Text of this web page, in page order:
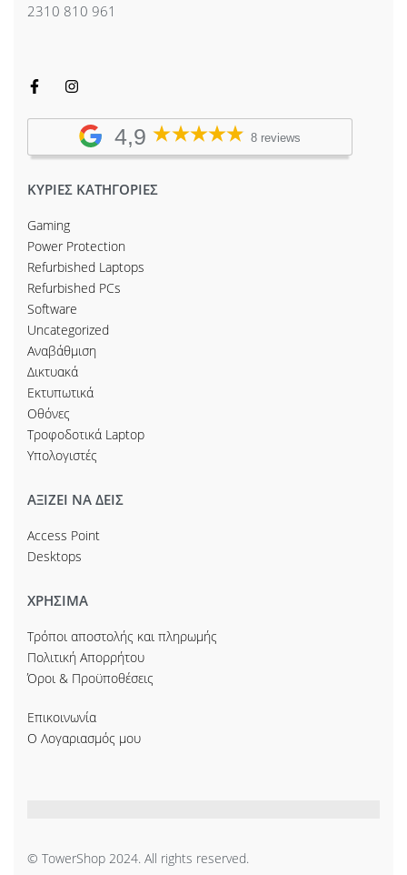
2310 810 961
4,9 8 reviews
ΚΥΡΙΕΣ ΚΑΤΗΓΟΡΙΕΣ
Gaming
Power Protection
Refurbished Laptops
Refurbished PCs
Software
Uncategorized
Αναβάθμιση
Δικτυακά
Εκτυπωτικά
Οθόνες
Τροφοδοτικά Laptop
Υπολογιστές
ΑΞΙΖΕΙ ΝΑ ΔΕΙΣ
Access Point
Desktops
ΧΡΗΣΙΜΑ
Τρόποι αποστολής και πληρωμής
Πολιτική Απορρήτου
Όροι & Προϋποθέσεις
Επικοινωνία
Ο Λογαριασμός μου
© TowerShop 2024. All rights reserved.